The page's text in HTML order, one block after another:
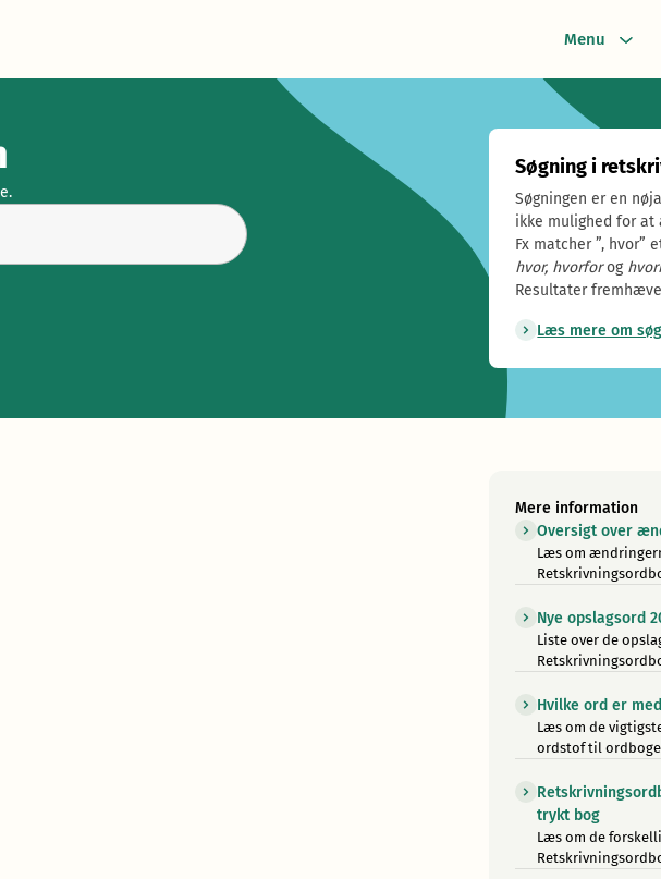
Menu
Søgning i
Søgningen er en
ikke mulighed for at
Fx matcher ”, hvor”
hvor, hvorforog
Resultater
Læs mere om
Mere information
Oversigt over
Læs om
Nye opslagsord
Liste over de
Hvilke ord er
Læs om de
ordstof til
trykt bog
Læs om de